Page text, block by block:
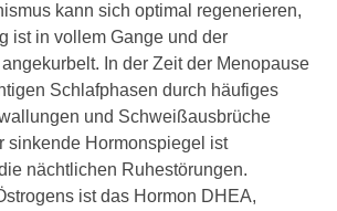
kann sich optimal regenerieren,
ist in vollem Gange und der
In der Zeit der Menopause
Schlafphasen durch häufiges
und Schweißausbrüche
sinkende Hormonspiegel ist
nächtlichen Ruhestörungen.
ist das Hormon DHEA,